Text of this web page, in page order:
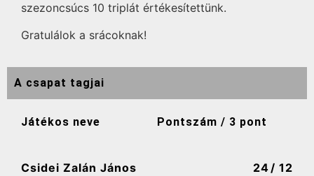
szezoncsúcs 10 triplát értékesítettünk.
Gratulálok a srácoknak!
A csapat tagjai
Játékos neve Pontszám / 3 pont
Csidei Zalán János 24/ 12